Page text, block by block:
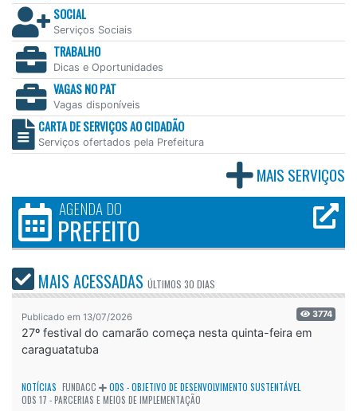
SOCIAL
Serviços Sociais
TRABALHO
Dicas e Oportunidades
VAGAS NO PAT
Vagas disponíveis
CARTA DE SERVIÇOS AO CIDADÃO
Serviços ofertados pela Prefeitura
MAIS SERVIÇOS
AGENDA DO
PREFEITO
MAIS ACESSADAS ÚLTIMOS 30 DIAS
Publicado em 13/07/2026 3774
27º festival do camarão começa nesta quinta-feira em
caraguatatuba
NOTÍCIAS FUNDACC
ODS - OBJETIVO DE DESENVOLVIMENTO SUSTENTÁVEL
ODS 17 - PARCERIAS E MEIOS DE IMPLEMENTAÇÃO